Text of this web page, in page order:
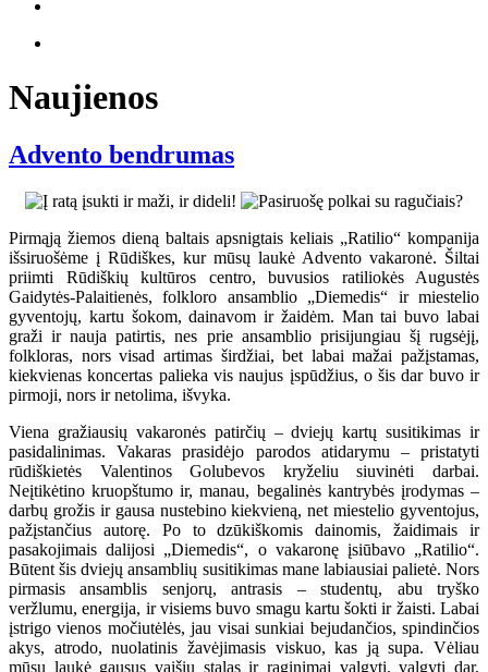
Naujienos
Advento bendrumas
Pirmąją žiemos dieną baltais apsnigtais keliais „Ratilio“ kompanija
išsiruošėme į Rūdiškes, kur mūsų laukė Advento vakaronė. Šiltai
priimti Rūdiškių kultūros centro, buvusios ratiliokės Augustės
Gaidytės-Palaitienės, folkloro ansamblio „Diemedis“ ir miestelio
gyventojų, kartu šokom, dainavom ir žaidėm. Man tai buvo labai
graži ir nauja patirtis, nes prie ansamblio prisijungiau šį rugsėjį,
folkloras, nors visad artimas širdžiai, bet labai mažai pažįstamas,
kiekvienas koncertas palieka vis naujus įspūdžius, o šis dar buvo ir
pirmoji, nors ir netolima, išvyka.
Viena gražiausių vakaronės patirčių – dviejų kartų susitikimas ir
pasidalinimas. Vakaras prasidėjo parodos atidarymu – pristatyti
rūdiškietės Valentinos Golubevos kryželiu siuvinėti darbai.
Neįtikėtino kruopštumo ir, manau, begalinės kantrybės įrodymas –
darbų grožis ir gausa nustebino kiekvieną, net miestelio gyventojus,
pažįstančius autorę. Po to dzūkiškomis dainomis, žaidimais ir
pasakojimais dalijosi „Diemedis“, o vakaronę įsiūbavo „Ratilio“.
Būtent šis dviejų ansamblių susitikimas mane labiausiai palietė. Nors
pirmasis ansamblis senjorų, antrasis – studentų, abu tryško
veržlumu, energija, ir visiems buvo smagu kartu šokti ir žaisti. Labai
įstrigo vienos močiutėlės, jau visai sunkiai bejudančios, spindinčios
akys, atrodo, nuolatinis žavėjimasis viskuo, kas ją supa. Vėliau
mūsų laukė gausus vaišių stalas ir raginimai valgyti, valgyti dar,